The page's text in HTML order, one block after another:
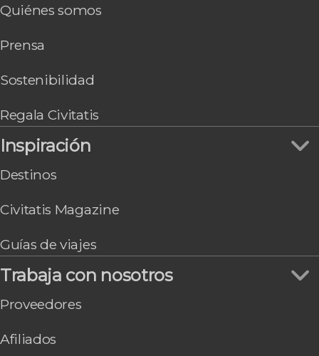
Washington
Honolulu
Quiénes somos
Prensa
Sostenibilidad
Regala Civitatis
Inspiración
Destinos
Civitatis Magazine
Guías de viajes
Trabaja con nosotros
Proveedores
Afiliados